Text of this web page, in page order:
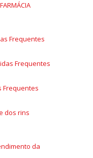
Frequentes
Frequentes
Frequentes
dos rins
da